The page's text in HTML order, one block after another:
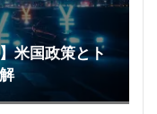
米国政策とト